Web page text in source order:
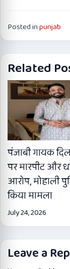
Posted inpunjab
Related
पंजाबी गायक
पर मारपीट और
आरोप, मोहाली
किया मामला
July 24, 2026
Leave a